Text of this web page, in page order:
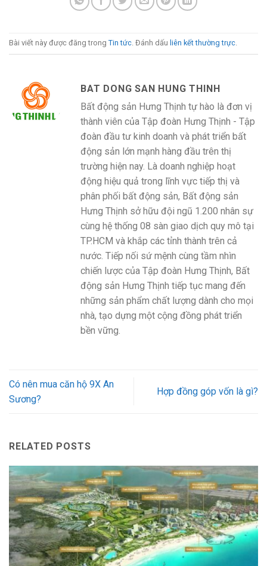
Bài viết này được đăng trong Tin tức. Đánh dấu liên kết thường trực.
BAT DONG SAN HUNG THINH
Bất động sản Hưng Thịnh tự hào là đơn vị
thành viên của Tập đoàn Hưng Thịnh - Tập
đoàn đầu tư kinh doanh và phát triển bất
động sản lớn mạnh hàng đầu trên thị
trường hiện nay. Là doanh nghiệp hoạt
động hiệu quả trong lĩnh vực tiếp thị và
phân phối bất động sản, Bất động sản
Hưng Thịnh sở hữu đội ngũ 1.200 nhân sự
cùng hệ thống 08 sàn giao dịch quy mô tại
TP.HCM và khắp các tỉnh thành trên cả
nước. Tiếp nối sứ mệnh cùng tầm nhìn
chiến lược của Tập đoàn Hưng Thịnh, Bất
động sản Hưng Thịnh tiếp tục mang đến
những sản phẩm chất lượng dành cho mọi
nhà, tạo dựng một cộng đồng phát triển
bền vững.
Có nên mua căn hộ 9X An
Sương?
Hợp đồng góp vốn là gì?
RELATED POSTS